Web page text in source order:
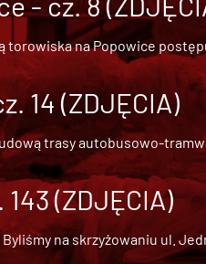
torowiska na Popowice
14 (ZDJĘCIA)
trasy autobusowo-
(ZDJĘCIA)
na skrzyżowaniu ul.